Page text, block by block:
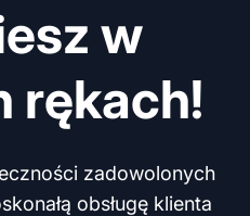
w
rękach!
zadowolonych
obsługę klienta